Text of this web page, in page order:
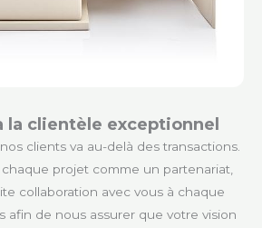
la clientèle exceptionnel
clients va au-delà des transactions.
projet comme un partenariat,
collaboration avec vous à chaque
afin de nous assurer que votre vision